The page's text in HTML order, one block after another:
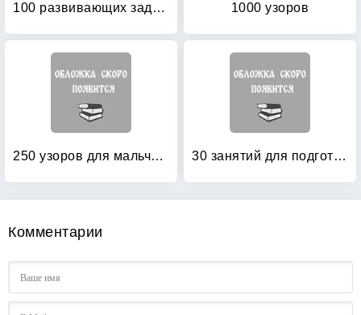
100 развивающих заданий для мальчиков 1000 узоров
250 узоров для мальчиков и девочек 30 занятий для подготовки к школе: Рабочая тетрадь. 4 лет. Часть 1
Комментарии